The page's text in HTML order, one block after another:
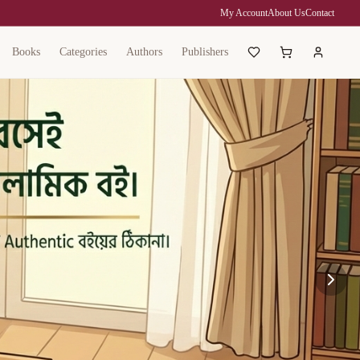
My AccountAbout UsContact
Books Categories Authors Publishers